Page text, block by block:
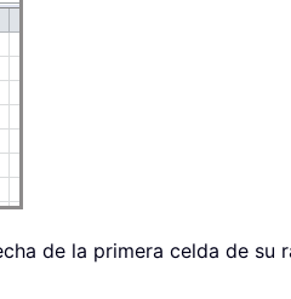
de la primera celda de